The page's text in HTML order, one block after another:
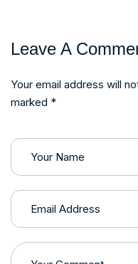
Leave A
Your email address will
marked *